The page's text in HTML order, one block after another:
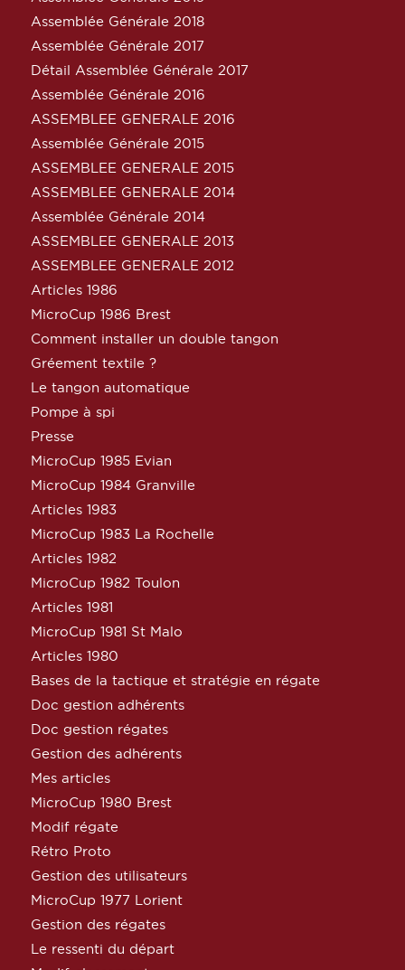
Assemblée Générale 2018
Assemblée Générale 2017
Détail Assemblée Générale 2017
Assemblée Générale 2016
ASSEMBLEE GENERALE 2016
Assemblée Générale 2015
ASSEMBLEE GENERALE 2015
ASSEMBLEE GENERALE 2014
Assemblée Générale 2014
ASSEMBLEE GENERALE 2013
ASSEMBLEE GENERALE 2012
Articles 1986
MicroCup 1986 Brest
Comment installer un double tangon
Gréement textile ?
Le tangon automatique
Pompe à spi
Presse
MicroCup 1985 Evian
MicroCup 1984 Granville
Articles 1983
MicroCup 1983 La Rochelle
Articles 1982
MicroCup 1982 Toulon
Articles 1981
MicroCup 1981 St Malo
Articles 1980
Bases de la tactique et stratégie en régate
Doc gestion adhérents
Doc gestion régates
Gestion des adhérents
Mes articles
MicroCup 1980 Brest
Modif régate
Rétro Proto
Gestion des utilisateurs
MicroCup 1977 Lorient
Gestion des régates
Le ressenti du départ